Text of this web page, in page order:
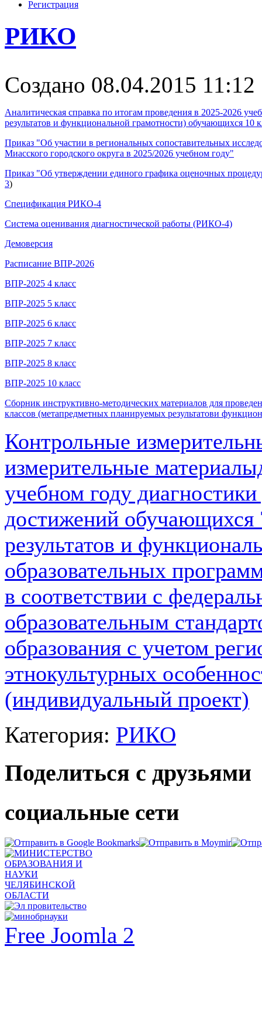
Регистрация
РИКО
Создано 08.04.2015 11:12
Аналитическая справка по итогам проведения в 2025-2026
результатов и функциональной грамотности) обучающихся 10
Приказ "Об участии в региональных сопоставительных
Миасского городского округа в 2025/2026 учебном году"
Приказ "Об утверждении единого графика оценочных
3)
Спецификация РИКО-4
Система оценивания диагностической работы (РИКО-4)
Демоверсия
Расписание ВПР-2026
ВПР-2025 4 класс
ВПР-2025 5 класс
ВПР-2025 6 класс
ВПР-2025 7 класс
ВПР-2025 8 класс
ВПР-2025 10 класс
Сборник инструктивно-методических материалов для
классов (метапредметных планируемых результатови
Контрольные
измерительные
учебном году
достижений обучающихся
результатов и
образовательных
в соответствии с
образовательным
образования с учетом
этнокультурных
(индивидуальный проект)
Категория: РИКО
Поделиться с друзьями
социальные сети
Free Joomla 2